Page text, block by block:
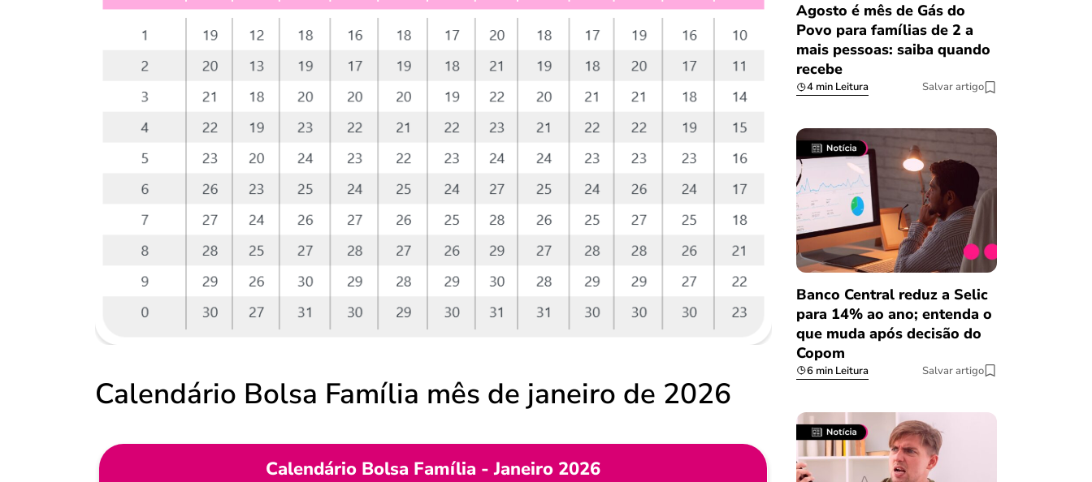
Calendário Bolsa Família mês de janeiro de 2026
Calendário Bolsa Família - Janeiro 2026
Agosto é mês de Gás do
Povo para famílias de 2 a
mais pessoas: saiba quando
recebe
4 min Leitura Salvar artigo
Banco Central reduz a Selic
para 14% ao ano; entenda o
que muda após decisão do
Copom
6 min Leitura Salvar artigo